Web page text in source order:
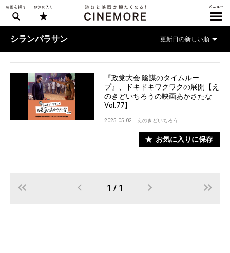
シランバラサン
『政党大会 陰謀のタイムルー
プ』、ドキドキワクワクの展開【え
のきどいちろうの映画あかさたな
Vol.77】
2025.05.02 えのきどいちろう
お気に入りに保存
1 / 1